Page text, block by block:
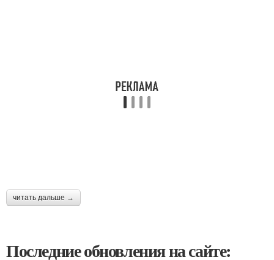
читать дальше →
Последние обновления на сайте: